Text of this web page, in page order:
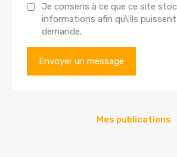
Je consens à ce que ce site
informations afin qu\'ils puissent
demande.
Mes publications